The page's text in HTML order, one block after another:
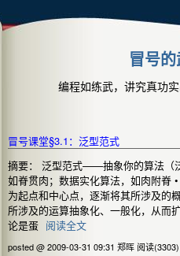
冒号
编程如练武，讲究真功
冒号课堂§3.1：泛型范式
摘要： 泛型范式——抽象你的算法（
如脊贯肉；数据实化算法，如肉附脊
为起点和中心点，逐渐将其所涉及的
所涉及的运算抽象化、一般化，从而
论是蛋 阅读全文
posted @ 2009-03-31 09:31 郑晖 阅读(3303)